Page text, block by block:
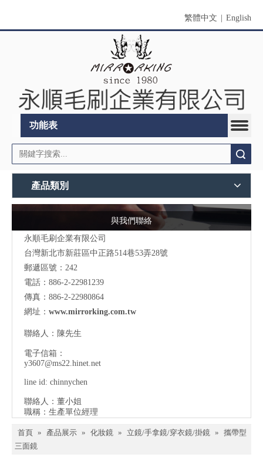
繁體中文 English
功能表
產品類別
與我們聯絡
永順毛刷企業有限公司
台灣新北市新莊區中正路514巷53弄28號
郵遞區號：242
電話：886-2-22981239
傳真：886-2-22980864
網址： www.mirrorking.com.tw
聯絡人：陳先生
電子信箱：
y3607@ms22.hinet.net
line id: chinnychen
聯絡人：董小姐
職稱：生產單位經理
首頁 » 產品展示 » 化妝鏡 » 立鏡/手拿鏡/穿衣鏡/掛鏡 » 攜帶型
三面鏡